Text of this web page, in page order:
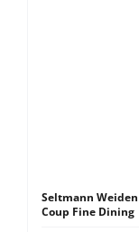
Seltmann Weiden
Coup Fine Dining